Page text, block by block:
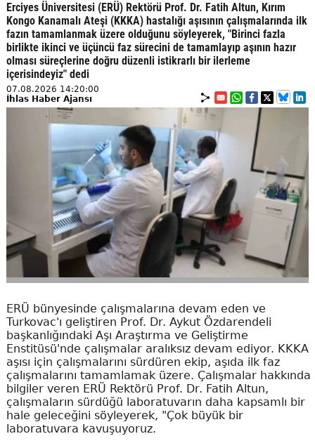
Erciyes Üniversitesi (ERÜ) Rektörü Prof. Dr. Fatih Altun, Kırım
Kongo Kanamalı Ateşi (KKKA) hastalığı aşısının çalışmalarında ilk
fazın tamamlanmak üzere olduğunu söyleyerek, "Birinci fazla
birlikte ikinci ve üçüncü faz sürecini de tamamlayıp aşının hazır
olması süreçlerine doğru düzenli istikrarlı bir ilerleme
içerisindeyiz" dedi
07.08.2026 14:20:00
İhlas Haber Ajansı
ERÜ bünyesinde çalışmalarına devam eden ve
Turkovac'ı geliştiren Prof. Dr. Aykut Özdarendeli
başkanlığındaki Aşı Araştırma ve Geliştirme
Enstitüsü'nde çalışmalar aralıksız devam ediyor. KKKA
aşısı için çalışmalarını sürdüren ekip, aşıda ilk faz
çalışmalarını tamamlamak üzere. Çalışmalar hakkında
bilgiler veren ERÜ Rektörü Prof. Dr. Fatih Altun,
çalışmaların sürdüğü laboratuvarın daha kapsamlı bir
hale geleceğini söyleyerek, "Çok büyük bir
laboratuvara kavuşuyoruz.